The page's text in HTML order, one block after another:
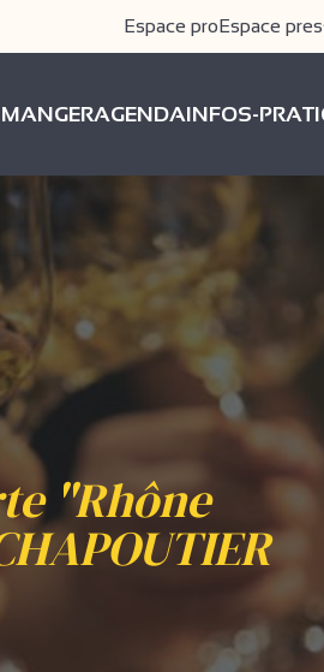
Espace proEspace
AGENDAINFOS-
"Rhône